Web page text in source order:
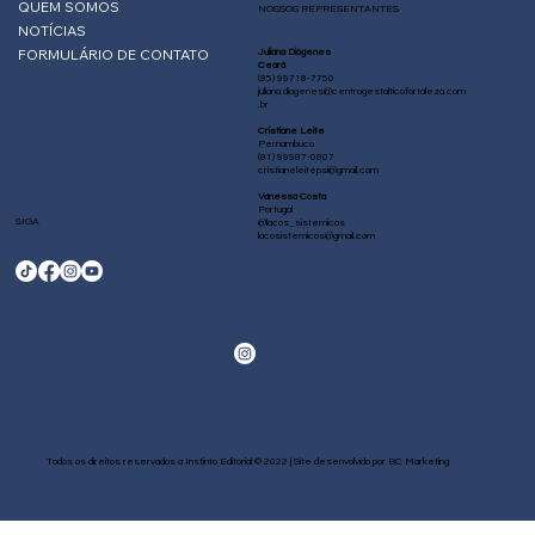
QUEM SOMOS
NOTÍCIAS
FORMULÁRIO DE CONTATO
Todos os direitos reservados a Instinto Editorial © 2022 | Site desenvolvido por BC Marketing
NOSSOS REPRESENTANTES
Juliana Diógenes
Ceará
(85) 99718-7750
juliana.diogenes@centrogestalticofortaleza.com
.br
Cristiane Leite
Pernambuco
(81) 99987-0807
cristianeleitepsi@gmail.com
Vanessa Costa
Portugal
@lacos_sistemicos
lacosistemicos@gmail.com
SIGA